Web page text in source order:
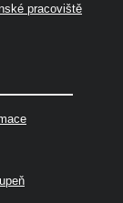
pracoviště